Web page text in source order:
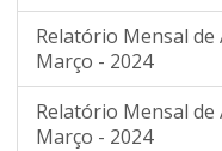
Relatório Mensal
Março - 2024
Relatório Mensal
Março - 2024